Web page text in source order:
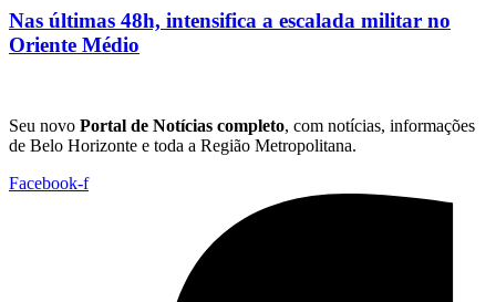
Nas últimas 48h, intensifica a escalada militar no
Oriente Médio
Seu novo Portal de Notícias completo, com notícias, informações
de Belo Horizonte e toda a Região Metropolitana.
Facebook-f